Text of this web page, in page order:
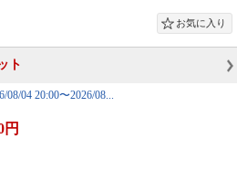
ト
08/04 20:00〜2026/08...
円